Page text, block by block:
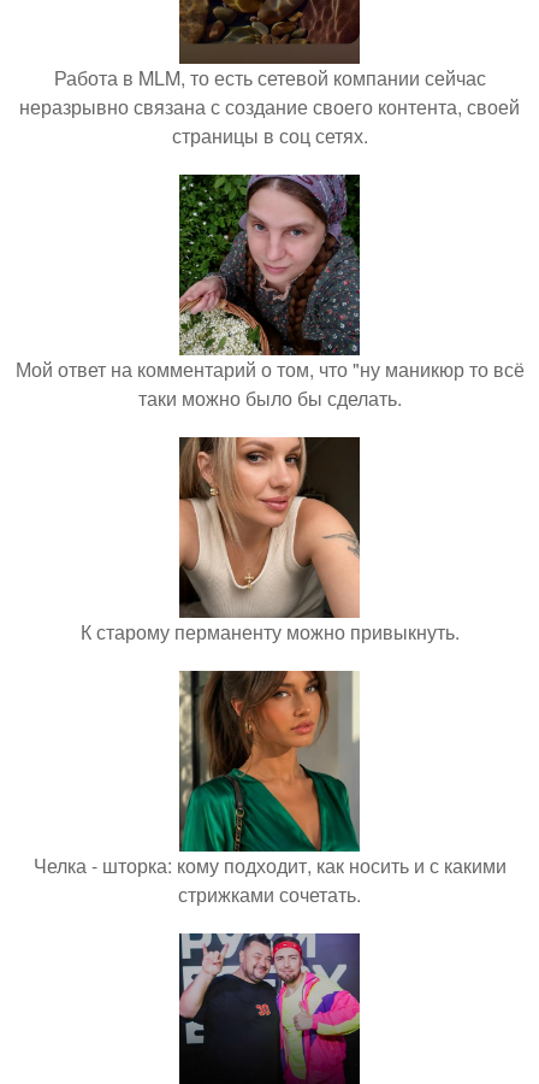
Работа в MLM, то есть сетевой компании сейчас
неразрывно связана с создание своего контента, своей
страницы в соц сетях.
Мой ответ на комментарий о том, что "ну маникюр то всё
таки можно было бы сделать.
К старому перманенту можно привыкнуть.
Челка - шторка: кому подходит, как носить и с какими
стрижками сочетать.